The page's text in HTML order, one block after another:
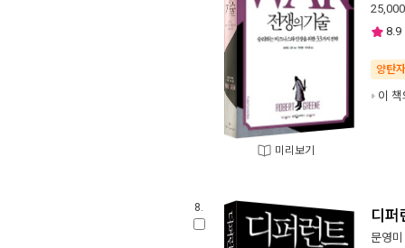
미리보기
25,000
8.9
양탄
이
8. 디퍼
문영미